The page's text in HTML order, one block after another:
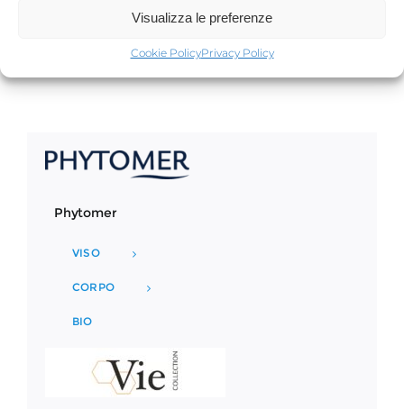
Visualizza le preferenze
Cookie PolicyPrivacy Policy
Phytomer
VISO
CORPO
BIO